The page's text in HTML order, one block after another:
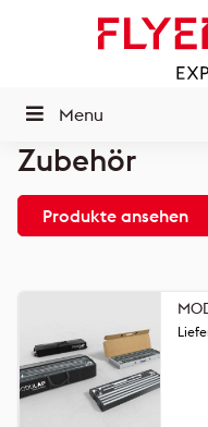
Menu
Zubehör
Produkte ansehen